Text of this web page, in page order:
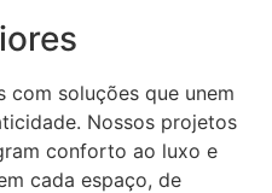
com soluções que unem
Nossos projetos
conforto ao luxo e
cada espaço, de